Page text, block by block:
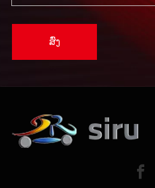
ສົ່ງ